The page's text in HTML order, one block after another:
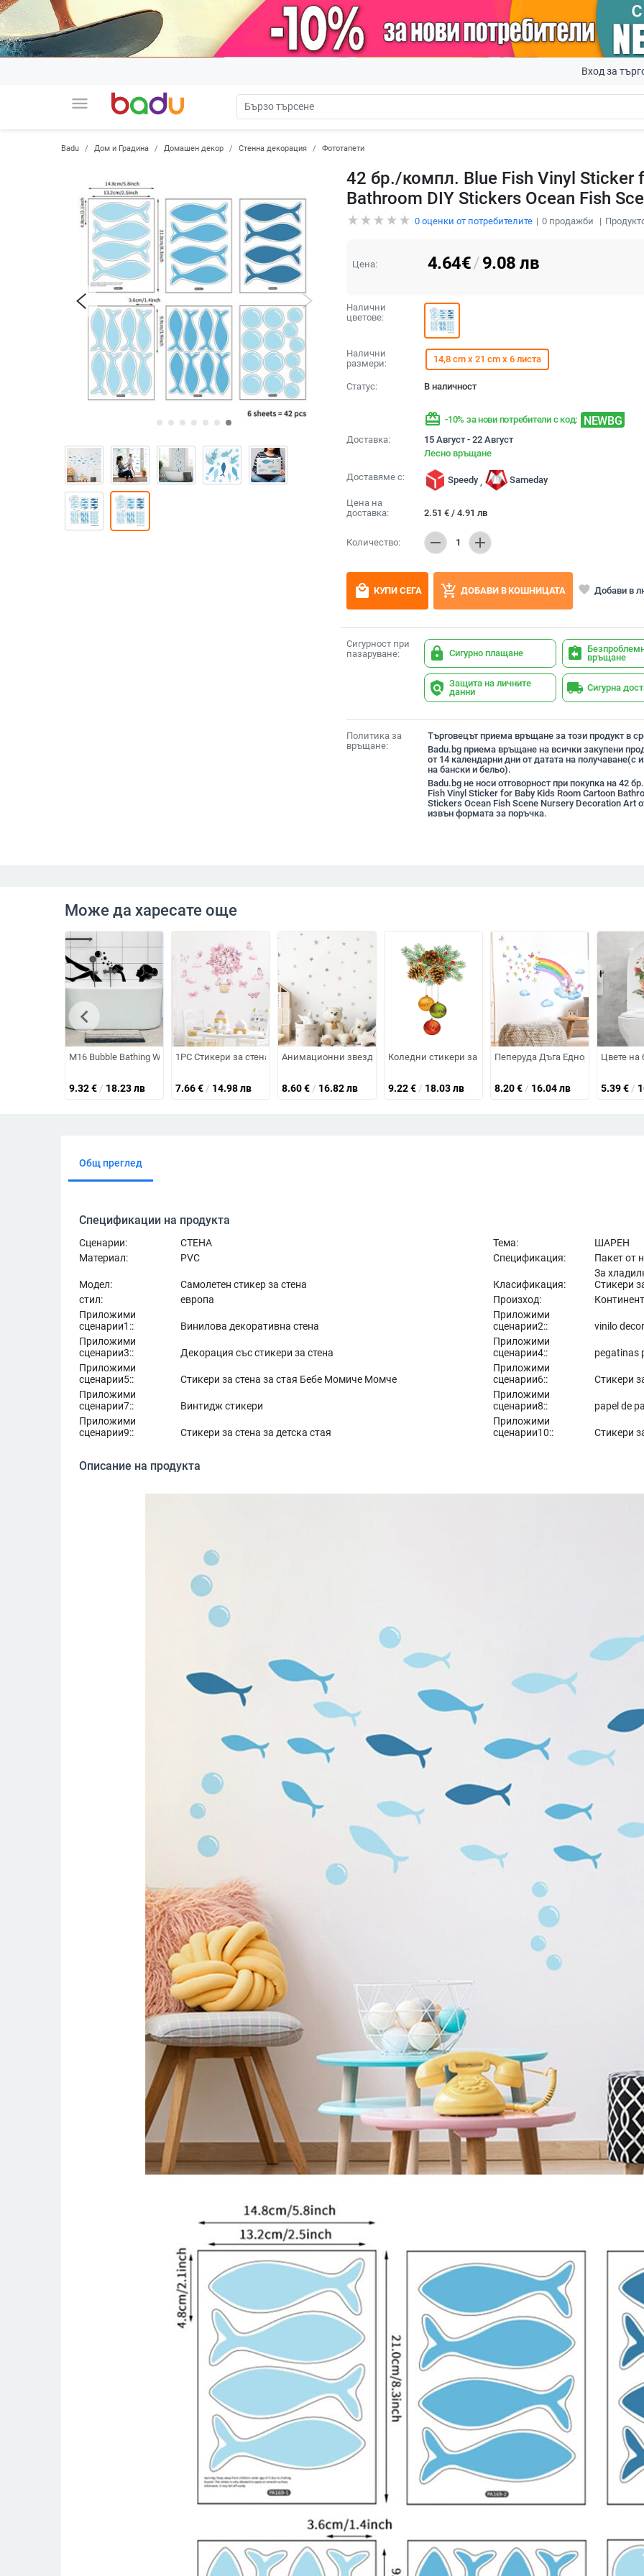
menu
Вход за
Badu Дом и Градина Домашен декор Стенна декорация Фототапети
42 бр./компл. Blue Fish Vinyl Sticker
Bathroom DIY Stickers Ocean Fish
0оценки от потребителите 0продажби
Цена: 4.64€/9.08 лв
Налични
цветове:
Налични
размери:
14,8 cm x 21 cm x 6 листа
Статус: В наличност
redeem -10% за нови потребители с код: NEWBG
Доставка:
15 Август - 22 Август
Лесно връщане
Доставяме с: Speedy , Sameday
Цена на
доставка:
2.51 € / 4.91 лв
Количество: remove 1 add
local_mall КУПИ СЕГА add_shopping_cart ДОБАВИ В КОШНИЦАТА favorite Добави в
Сигурност при
пазаруване:
lock Сигурно плащане assignment_return връщане
policy Защита на личните
данни
local_shipping Сигурна
Политика за
връщане:
Търговецът приема връщане за този продукт в
Badu.bg приема връщане на всички закупени
от 14 календарни дни от датата на получаване(с
на бански и бельо).
Badu.bg не носи отговорност при покупка на 42
Fish Vinyl Sticker for Baby Kids Room Cartoon
Stickers Ocean Fish Scene Nursery Decoration Art
извън формата за поръчка.
Може да харесате още
M16 Bubble Bathing Womanly Стикер за стена Баня Тоалетна Декорация Всекидневна Декорация на дома Стикери
9.32€ / 18.23 лв
1PC Стикери за стена с розова кошница с пеперуди за водоустойчива подвижна PVC детска стая
7.66€ / 14.98 лв
Анимационни звезди Бежови стикери за стена Подвижни стикери за стена за
8.60€ / 16.82 лв
Коледни стикери за прозорец 2023 Весела Коледа
9.22€ / 18.03 лв
Пеперуда Дъга Еднорог Стикери
8.20€ / 16.04 лв
Цвете на
5.39€ /
chevron_left
Общ преглед
Спецификации на продукта
Сценарии: СТЕНА Тема:
ШАРЕН
Материал:
PVC Спецификация: Пакет от
Модел: Самолетен стикер за стена Класификация:
За
Стикери
стил:
европа Произход:
Приложими
сценарии1::
Винилова декоративна стена
Приложими
сценарии2::
vinilo
Приложими
сценарии3::
Декорация със стикери за стена
Приложими
сценарии4::
pegatinas
Приложими
сценарии5::
Стикери за стена за стая Бебе Момиче Момче
Приложими
сценарии6::
Стикери
Приложими
сценарии7::
Винтидж стикери
Приложими
сценарии8::
papel de
Приложими
сценарии9::
Стикери за стена за детска стая
Приложими
сценарии10::
Стикери
Описание на продукта